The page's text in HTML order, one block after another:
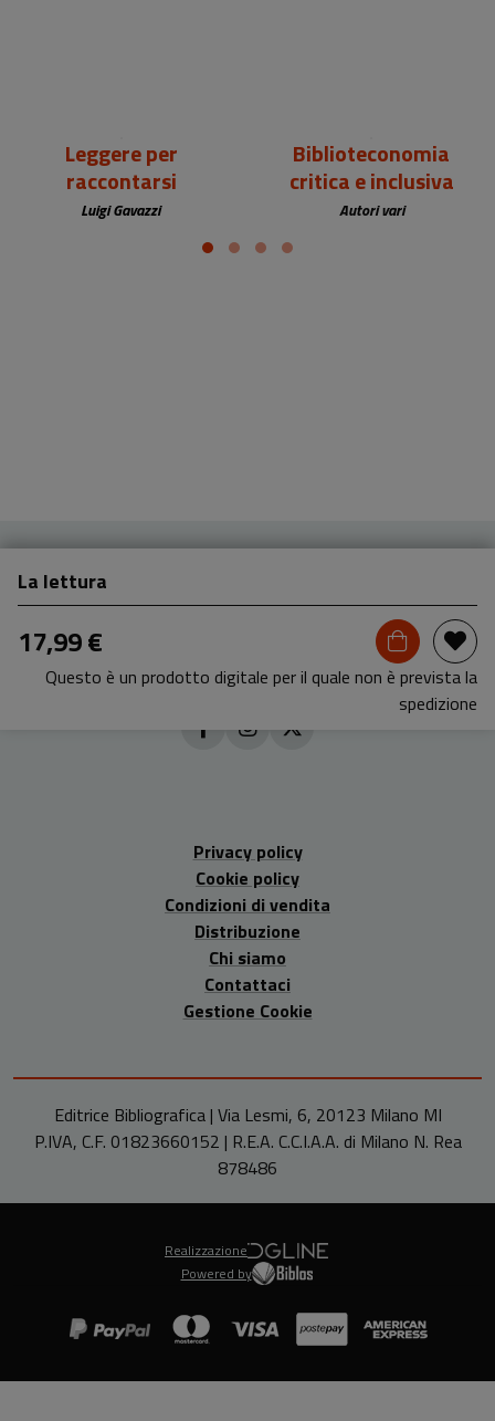
Leggere per
raccontarsi
Luigi Gavazzi
Biblioteconomia
critica e inclusiva
Autori vari
La lettura
17,99 €
Questo è un prodotto digitale per il quale non è prevista la
spedizione
Privacy policy
Cookie policy
Condizioni di vendita
Distribuzione
Chi siamo
Contattaci
Gestione Cookie
Editrice Bibliografica | Via Lesmi, 6, 20123 Milano MI
P.IVA, C.F. 01823660152 | R.E.A. C.C.I.A.A. di Milano N. Rea
878486
Realizzazione
Powered by